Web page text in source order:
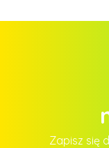
Zapisz się